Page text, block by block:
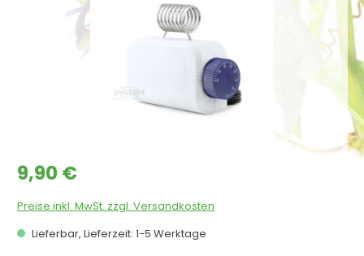
Regulärer Preis:
9,90 €
Preise inkl. MwSt. zzgl. Versandkosten
Lieferbar, Lieferzeit: 1-5 Werktage